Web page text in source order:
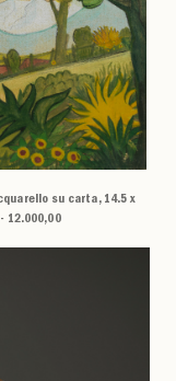
su carta, 14.5 x
12.000,00